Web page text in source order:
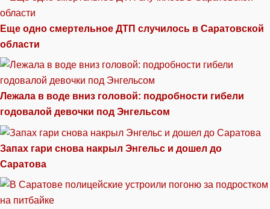
Еще одно смертельное ДТП случилось в Саратовской
области
Лежала в воде вниз головой: подробности гибели
годовалой девочки под Энгельсом
Запах гари снова накрыл Энгельс и дошел до
Саратова